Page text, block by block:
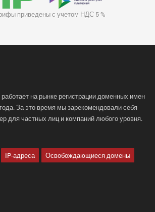
приведены с учетом НДС 5 %
на рынке регистрации доменных имен
За это время мы зарекомендовали себя
для частных лиц и компаний любого уровня.
IP-адреса Освобождающиеся домены